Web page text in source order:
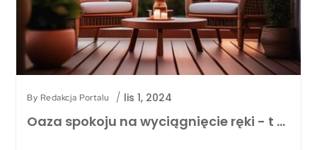
By Redakcja Portalu / lis 1, 2024
Oaza spokoju na wyciągnięcie ręki - t …